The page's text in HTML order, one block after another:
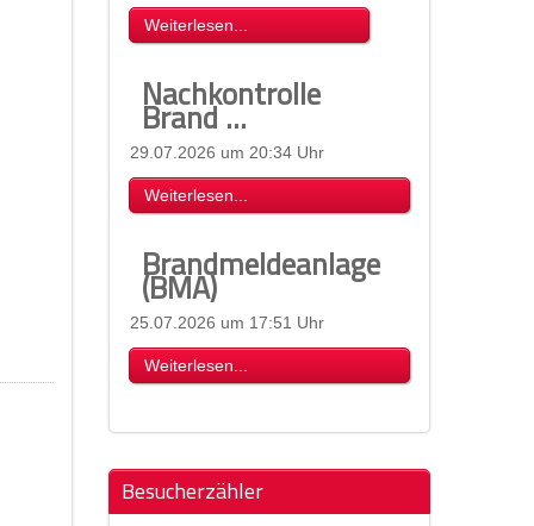
Weiterlesen...
Nachkontrolle
Brand ...
29.07.2026 um 20:34 Uhr
Weiterlesen...
Brandmeldeanlage
(BMA)
25.07.2026 um 17:51 Uhr
Weiterlesen...
Besucherzähler